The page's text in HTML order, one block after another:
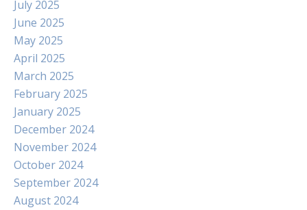
July 2025
June 2025
May 2025
April 2025
March 2025
February 2025
January 2025
December 2024
November 2024
October 2024
September 2024
August 2024